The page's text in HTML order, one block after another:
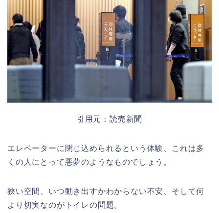
引用元：読売新聞
エレベーターに閉じ込められるという体験、これは多
くの人にとって悪夢のようなものでしょう。
狭い空間、いつ動き出すかわからない不安、そして何
より切実なのがトイレの問題。